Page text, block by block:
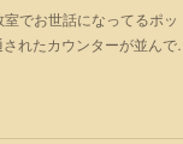
でお世話になってるポッ
れたカウンターが並んで…